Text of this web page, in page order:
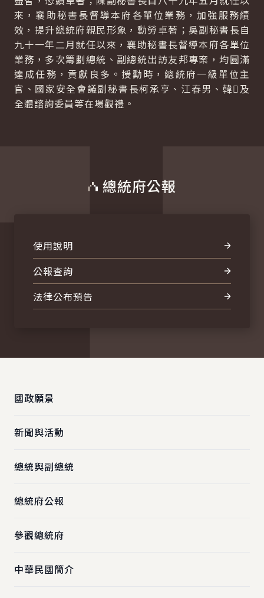
來，襄助秘書長督導本府各單位業務，加強服務績
效，提升總統府親民形象，勳勞卓著；吳副秘書長自
九十一年二月就任以來，襄助秘書長督導本府各單位
業務，多次籌劃總統、副總統出訪友邦專案，均圓滿
達成任務，貢獻良多。授勳時，總統府一級單位主
官、國家安全會議副秘書長柯承亨、江春男、韓及
全體諮詢委員等在場觀禮。
總統府公報
使用說明
公報查詢
法律公布預告
國政願景
新聞與活動
總統與副總統
總統府公報
參觀總統府
中華民國簡介